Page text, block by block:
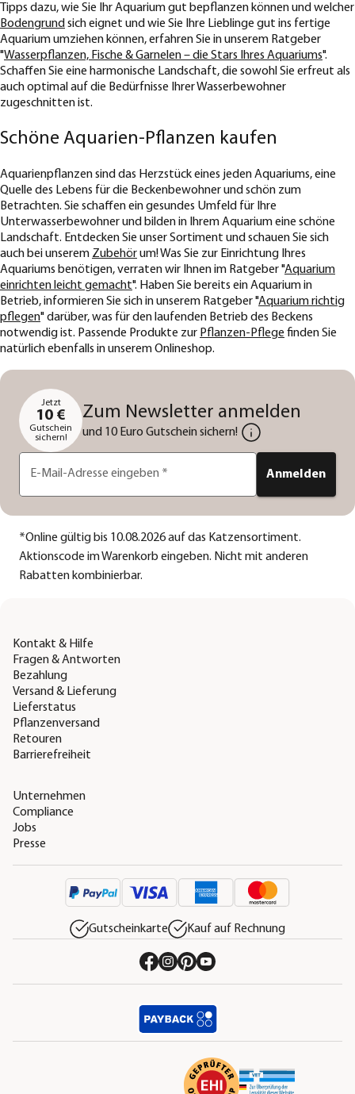
Tipps dazu, wie Sie Ihr Aquarium gut bepflanzen können und welcher
Bodengrund sich eignet und wie Sie Ihre Lieblinge gut ins fertige
Aquarium umziehen können, erfahren Sie in unserem Ratgeber
"Wasserpflanzen, Fische & Garnelen – die Stars Ihres Aquariums".
Schaffen Sie eine harmonische Landschaft, die sowohl Sie erfreut als
auch optimal auf die Bedürfnisse Ihrer Wasserbewohner
zugeschnitten ist.
Schöne Aquarien-Pflanzen kaufen
Aquarienpflanzen sind das Herzstück eines jeden Aquariums, eine
Quelle des Lebens für die Beckenbewohner und schön zum
Betrachten. Sie schaffen ein gesundes Umfeld für Ihre
Unterwasserbewohner und bilden in Ihrem Aquarium eine schöne
Landschaft. Entdecken Sie unser Sortiment und schauen Sie sich
auch bei unserem Zubehörum! Was Sie zur Einrichtung Ihres
Aquariums benötigen, verraten wir Ihnen im Ratgeber "Aquarium
einrichten leicht gemacht". Haben Sie bereits ein Aquarium in
Betrieb, informieren Sie sich in unserem Ratgeber "Aquarium richtig
pflegen" darüber, was für den laufenden Betrieb des Beckens
notwendig ist. Passende Produkte zur Pflanzen-Pflege finden Sie
natürlich ebenfalls in unserem Onlineshop.
Jetzt
10 €
Gutschein
sichern!
Zum Newsletter anmelden
und 10 Euro Gutschein sichern!
E-Mail-Adresse eingeben * Anmelden
*Online gültig bis 10.08.2026 auf das Katzensortiment.
Aktionscode im Warenkorb eingeben. Nicht mit anderen
Rabatten kombinierbar.
Kontakt & Hilfe
Fragen & Antworten
Bezahlung
Versand & Lieferung
Lieferstatus
Pflanzenversand
Retouren
Barrierefreiheit
Unternehmen
Compliance
Jobs
Presse
Gutscheinkarte Kauf auf Rechnung